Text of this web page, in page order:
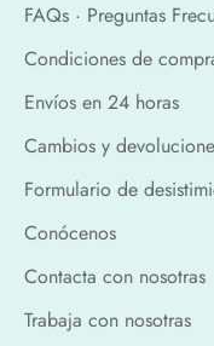
FAQs · Preguntas
Condiciones de
Envíos en 24 horas
Cambios y
Formulario de
Conócenos
Contacta con nosotras
Trabaja con nosotras